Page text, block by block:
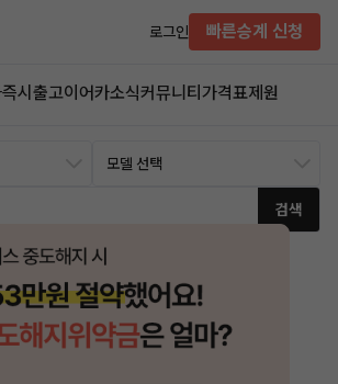
로그인 빠른승계 신청
시출고이어카소식커뮤니티 가격표제원
검색